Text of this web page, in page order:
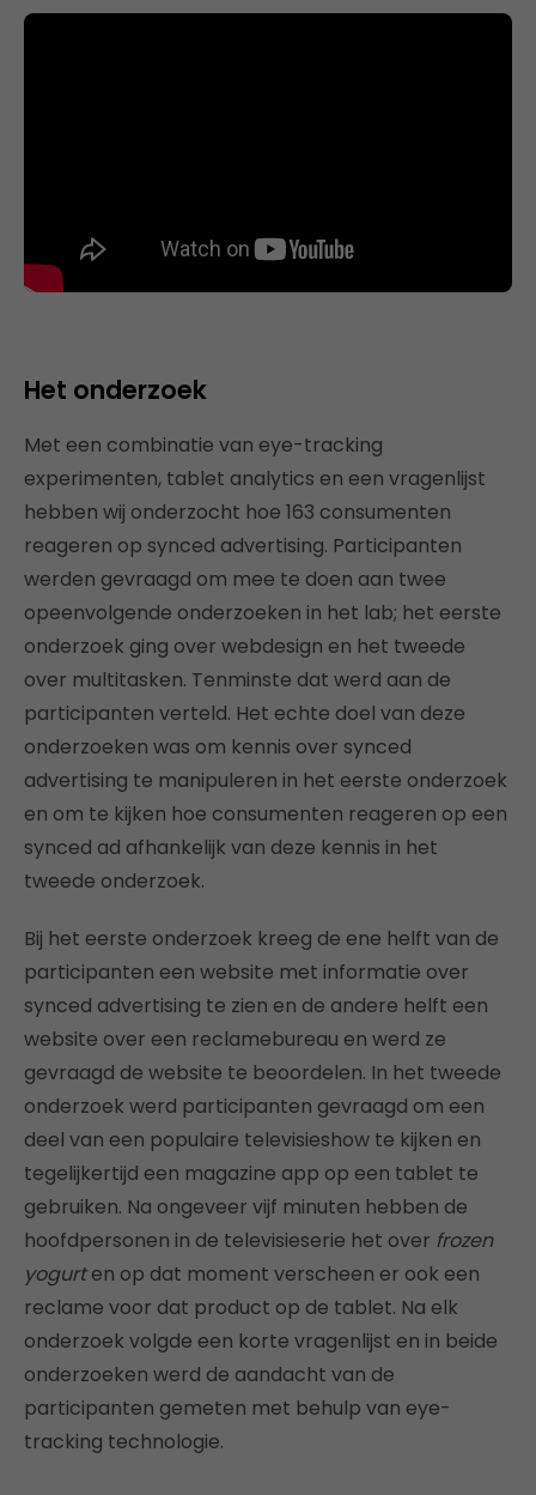
Het onderzoek
Met een combinatie van eye-tracking
experimenten, tablet analytics en een vragenlijst
hebben wij onderzocht hoe 163 consumenten
reageren op synced advertising. Participanten
werden gevraagd om mee te doen aan twee
opeenvolgende onderzoeken in het lab; het eerste
onderzoek ging over webdesign en het tweede
over multitasken. Tenminste dat werd aan de
participanten verteld. Het echte doel van deze
onderzoeken was om kennis over synced
advertising te manipuleren in het eerste onderzoek
en om te kijken hoe consumenten reageren op een
synced ad afhankelijk van deze kennis in het
tweede onderzoek.
Bij het eerste onderzoek kreeg de ene helft van de
participanten een website met informatie over
synced advertising te zien en de andere helft een
website over een reclamebureau en werd ze
gevraagd de website te beoordelen. In het tweede
onderzoek werd participanten gevraagd om een
deel van een populaire televisieshow te kijken en
tegelijkertijd een magazine app op een tablet te
gebruiken. Na ongeveer vijf minuten hebben de
hoofdpersonen in de televisieserie het over frozen
yogurten op dat moment verscheen er ook een
reclame voor dat product op de tablet. Na elk
onderzoek volgde een korte vragenlijst en in beide
onderzoeken werd de aandacht van de
participanten gemeten met behulp van eye-
tracking technologie.